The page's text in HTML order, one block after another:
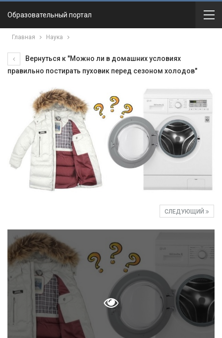
Образовательный портал
Главная Наука
Вернуться к "Можно ли в домашних условиях
правильно постирать пуховик перед сезоном холодов"
СЛЕДУЮЩИЙ